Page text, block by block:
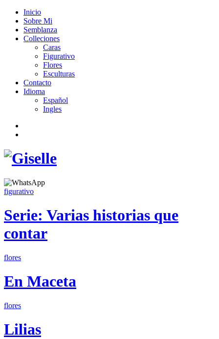
Inicio
Sobre Mi
Semblanza
Colleciones
Caras
Figurativo
Flores
Esculturas
Contacto
Idioma
Español
Ingles
figurativo
Serie: Varias historias que
contar
flores
En Maceta
flores
Lilias